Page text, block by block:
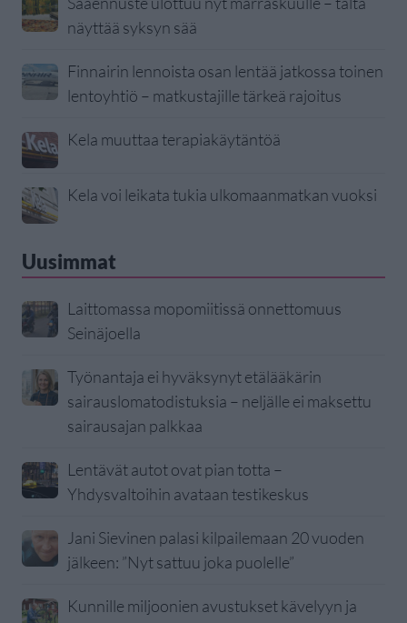
näyttää syksyn sää
Finnairin lennoista osan lentää jatkossa toinen
lentoyhtiö – matkustajille tärkeä rajoitus
Kela muuttaa terapiakäytäntöä
Kela voi leikata tukia ulkomaanmatkan vuoksi
Uusimmat
Laittomassa mopomiitissä onnettomuus
Seinäjoella
Työnantaja ei hyväksynyt etälääkärin
sairauslomatodistuksia – neljälle ei maksettu
sairausajan palkkaa
Lentävät autot ovat pian totta –
Yhdysvaltoihin avataan testikeskus
Jani Sievinen palasi kilpailemaan 20 vuoden
jälkeen: ”Nyt sattuu joka puolelle”
Kunnille miljoonien avustukset kävelyyn ja